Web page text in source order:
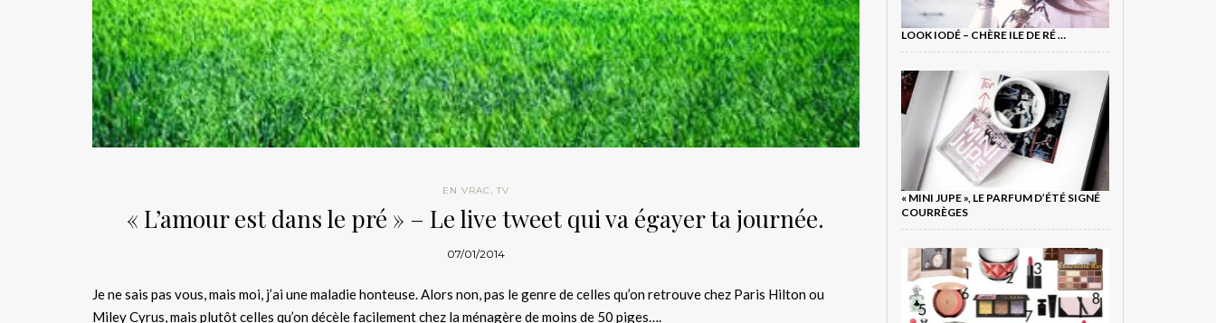
EN VRAC, TV
« L’amour est dans le pré » – Le live tweet qui va égayer ta journée.
07/01/2014
Je ne sais pas vous, mais moi, j’ai une maladie honteuse. Alors non, pas le genre de celles qu’on retrouve chez Paris Hilton ou
Miley Cyrus, mais plutôt celles qu’on décèle facilement chez la ménagère de moins de 50 piges….
LOOK IODÉ – CHÈRE ILE DE RÉ …
« MINI JUPE », LE PARFUM D’ÉTÉ SIGNÉ
COURRÈGES